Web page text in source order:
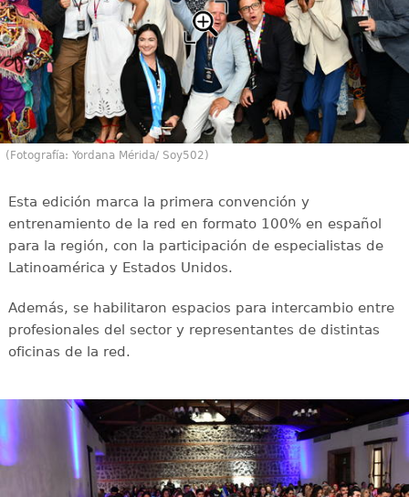
(Fotografía: Yordana Mérida/ Soy502)
Esta edición marca la primera convención y
entrenamiento de la red en formato 100% en español
para la región, con la participación de especialistas de
Latinoamérica y Estados Unidos.
Además, se habilitaron espacios para intercambio entre
profesionales del sector y representantes de distintas
oficinas de la red.